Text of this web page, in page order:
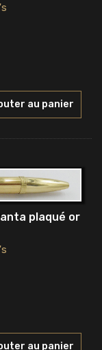
au panier
plaqué or
au panier